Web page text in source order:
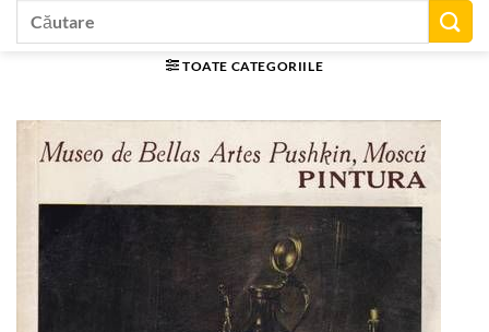
Caută
TOATE CATEGORIILE